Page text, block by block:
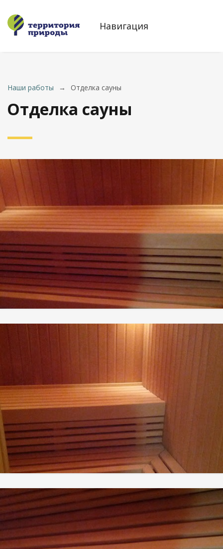
Навигация
Наши работы → Отделка сауны
Отделка сауны